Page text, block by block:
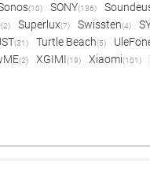
(10) SONY(136)
(2) Superlux(7) Swissten(4)
(31) Turtle Beach(5)
(2) XGIMI(19) Xiaomi(101)